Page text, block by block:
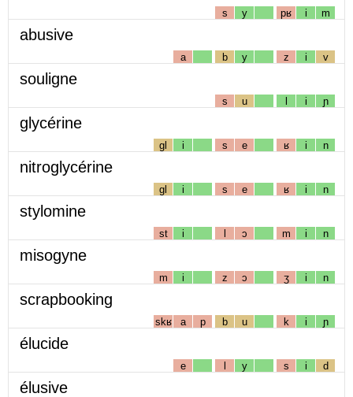
s y pʁ i m
abusive
a b y z i v
souligne
s u l i ɲ
glycérine
gl i s e ʁ i n
nitroglycérine
gl i s e ʁ i n
stylomine
st i l ɔ m i n
misogyne
m i z ɔ ʒ i n
scrapbooking
skʁ a p b u k i ɲ
élucide
e l y s i d
élusive